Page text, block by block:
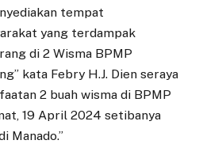
tempat
yang terdampak
di 2 Wisma BPMP
kata Febry H.J. Dien seraya
2 buah wisma di BPMP
19 April 2024 setibanya
Manado.”